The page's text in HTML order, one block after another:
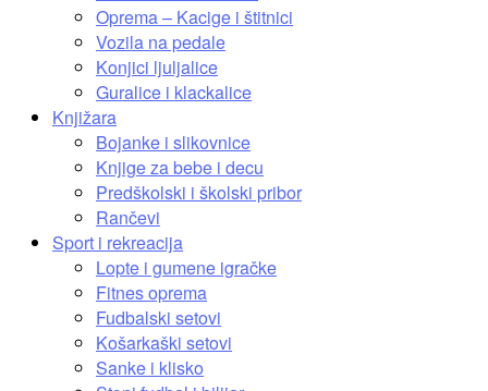
Oprema – Kacige i štitnici
Vozila na pedale
Konjici ljuljalice
Guralice i klackalice
Knjižara
Bojanke i slikovnice
Knjige za bebe i decu
Predškolski i školski pribor
Rančevi
Sport i rekreacija
Lopte i gumene igračke
Fitnes oprema
Fudbalski setovi
Košarkaški setovi
Sanke i klisko